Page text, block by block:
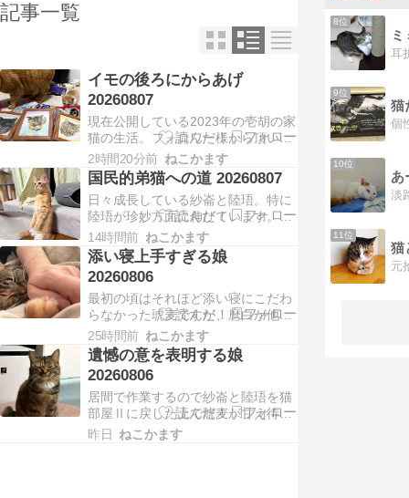
記事一覧
イモの後ろにからあげ
20260807
現在公開している2023年の壱胡の家
猫の生活。フォロワー様から頂いた
登場猫たちのイラストと共に。ここ
ですでにいた橙眞と櫂橙のほかにも
う3匹同じ場所からやってきます。
当アカウント名場面のひとつである
イモタワーの3匹。のちに虔橙、來
佳、胡晴と命名される3匹です。か
らあげ先生ははたして…
2時間20分前 ねこかます
国民的弟猫への道 20260807
日々成長している紗崙と陸珸。特に
陸珸が珍妙方面に伸びています。立
つというより上体を起こすムーブは
よくやるなかで、久しぶりにミーア
キャット立ちをした陸珸。これも一
瞬だったので動画ではなく写真撮影
でした。あとはある程度遊ぶといい
感じでひっくり返るようになりまし
た。預かり子猫も含めた我…
14時間前 ねこかます
添い寝上手すぎる娘
20260806
最初の頃はそれほど添い寝にこだわ
らなかった琥麦ですが、麿白が他界
してからはっきりと行動が変わって
きました。普段は窓際にいて寝るよ
と声をかけてやってきて毛布に潜り
込むこともあれば、こないので眠っ
て目が覚めたらそっとくっついてる
事もあり。目が覚めたらくっついて
いたという事の方が多いで…
25時間前 ねこかます
遺憾の意を表明する娘
20260806
居間で作業するので紗崙と陸珸を猫
部屋Ⅱに戻した上で琥麦が甘え待ち
することになるんですが作業が長引
いてだいぶ待たせてしまいました。
昨日 ねこかます
8位
9位
猫
10位
あ
11位
猫